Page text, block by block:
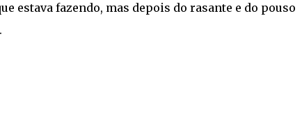
estava fazendo, mas depois do rasante e do pouso